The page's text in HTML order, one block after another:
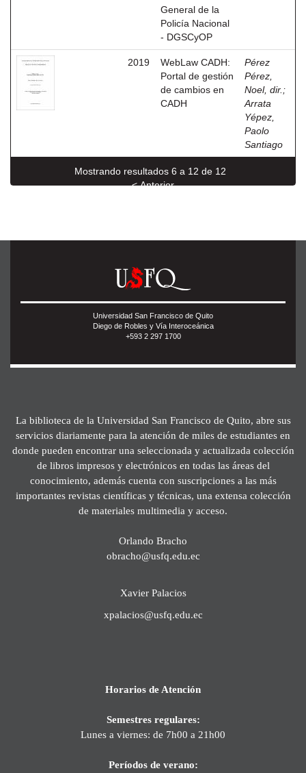
General de la
Policía Nacional
- DGSCyOP
2019
WebLaw CADH:
Portal de gestión
de cambios en
CADH
Pérez
Pérez,
Noel, dir. ;
Arrata
Yépez,
Paolo
Santiago
Mostrando resultados 6 a 12 de 12
< Anterior
Universidad San Francisco de Quito
Diego de Robles y Vía Interoceánica
+593 2 297 1700
La biblioteca de la Universidad San Francisco de Quito, abre sus
servicios diariamente para la atención de miles de estudiantes en
donde pueden encontrar una seleccionada y actualizada colección
de libros impresos y electrónicos en todas las áreas del
conocimiento, además cuenta con suscripciones a las más
importantes revistas científicas y técnicas, una extensa colección
de materiales multimedia y acceso.
Orlando Bracho
obracho@usfq.edu.ec
Xavier Palacios
xpalacios@usfq.edu.ec
Horarios de Atención
Semestres regulares:
Lunes a viernes: de 7h00 a 21h00
Períodos de verano: